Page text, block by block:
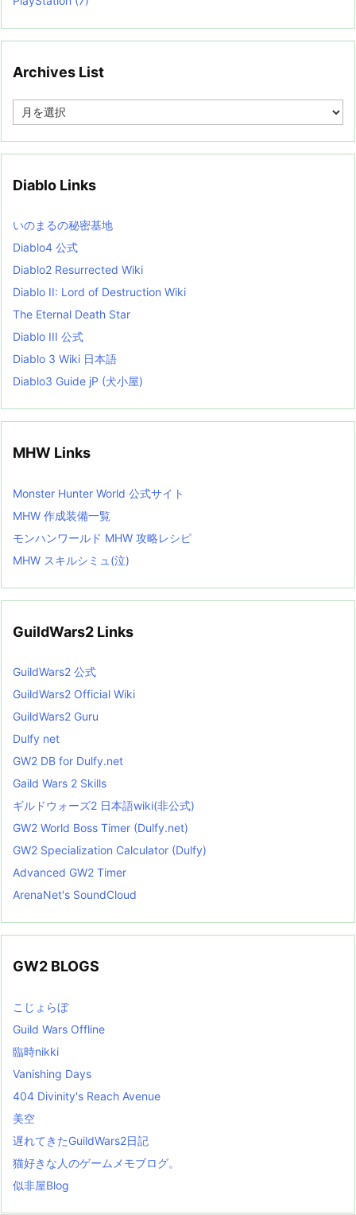
Archives List
e
i
s
t
Diablo Links
いのまるの秘密基地
Diablo4 公式
Diablo2 Resurrected Wiki
Diablo II: Lord of Destruction Wiki
The Eternal Death Star
Diablo III 公式
Diablo 3 Wiki 日本語
Diablo3 Guide jP (犬小屋)
MHW Links
Monster Hunter World 公式サイト
MHW 作成装備一覧
モンハンワールド MHW 攻略レシピ
MHW スキルシミュ(泣)
GuildWars2 Links
GuildWars2 公式
GuildWars2 Official Wiki
GuildWars2 Guru
Dulfy net
GW2 DB for Dulfy.net
Gaild Wars 2 Skills
ギルドウォーズ2 日本語wiki(非公式)
GW2 World Boss Timer (Dulfy.net)
GW2 Specialization Calculator (Dulfy)
Advanced GW2 Timer
ArenaNet's SoundCloud
GW2 BLOGS
こじょらぼ
Guild Wars Offline
臨時nikki
Vanishing Days
404 Divinity's Reach Avenue
美空
遅れてきたGuildWars2日記
猫好きな人のゲームメモブログ。
似非屋Blog